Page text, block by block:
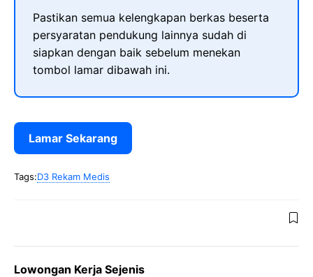
Pastikan semua kelengkapan berkas beserta
persyaratan pendukung lainnya sudah di
siapkan dengan baik sebelum menekan
tombol lamar dibawah ini.
Lamar Sekarang
Tags:D3 Rekam Medis
Lowongan Kerja Sejenis